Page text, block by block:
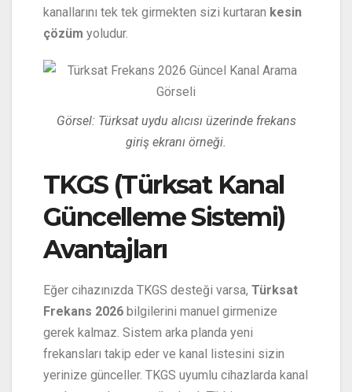
kanallarını tek tek girmekten sizi kurtaran kesin
çözüm yoludur.
Görsel: Türksat uydu alıcısı üzerinde frekans
giriş ekranı örneği.
TKGS (Türksat Kanal
Güncelleme Sistemi)
Avantajları
Eğer cihazınızda TKGS desteği varsa, Türksat
Frekans 2026 bilgilerini manuel girmenize
gerek kalmaz. Sistem arka planda yeni
frekansları takip eder ve kanal listesini sizin
yerinize günceller. TKGS uyumlu cihazlarda kanal